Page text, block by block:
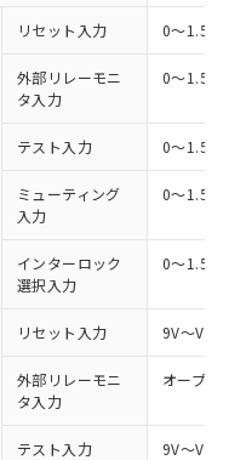
リセット入力 0～1.5V
外部リレーモニ
タ入力
0～1.5V
テスト入力 0～1.5V
ミューティング
入力
0～1.5V
インターロック
選択入力
0～1.5V
リセット入力 9V～Vs
外部リレーモニ
タ入力
オープン
テスト入力 9V～Vs